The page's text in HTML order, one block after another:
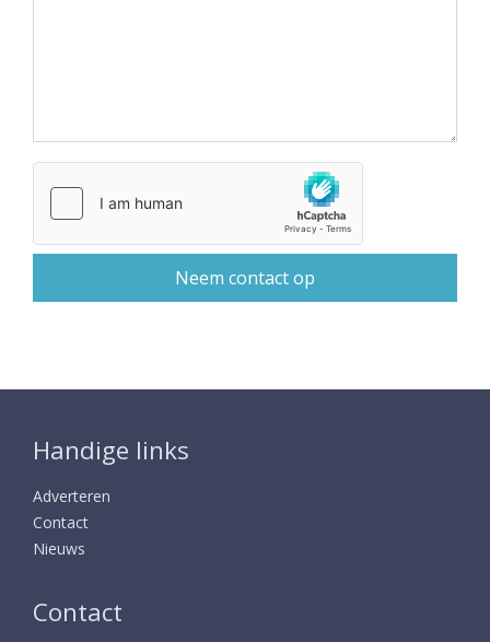
Handige links
Adverteren
Contact
Nieuws
Contact